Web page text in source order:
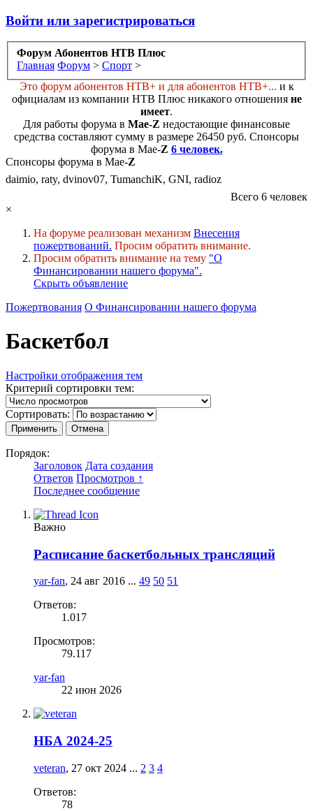
Войти или зарегистрироваться
Форум Абонентов НТВ Плюс
Главная Форум > Спорт >
Это форум абонентов НТВ+ и для абонентов НТВ+... и к
официалам из компании НТВ Плюс никакого отношения не
имеет.
Для работы форума в Мае-Z недостающие финансовые
средства составляют сумму в размере 26450 руб. Cпонсоры
форума в Мае-Z 6 человек.
Спонсоры форума в Мае-Z
daimio, raty, dvinov07, TumanchiK, GNI, radioz
Всего 6 человек
×
На форуме реализован механизм Внесения
пожертвований. Просим обратить внимание.
Просим обратить внимание на тему "О
Финансировании нашего форума".
Скрыть объявление
Пожертвования О Финансировании нашего форума
Баскетбол
Настройки отображения тем
Критерий сортировки тем:
Сортировать:
Порядок:
Заголовок Дата создания
Ответов Просмотров ↑
Последнее сообщение
Важно
Расписание баскетбольных трансляций
yar-fan, 24 авг 2016 ... 49 50 51
Ответов:
1.017
Просмотров:
79.117
yar-fan
22 июн 2026
НБА 2024-25
veteran, 27 окт 2024 ... 2 3 4
Ответов:
78